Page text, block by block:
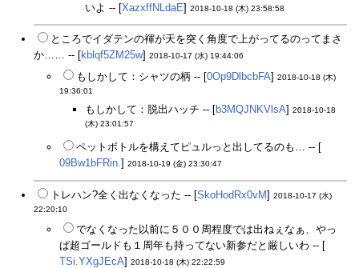
いよ -- [XazxffNLdaE] 2018-10-18 (木) 23:58:58
ところでイダテンの褌が天を突く角度で上がってるのってまさ
か…… -- [kblqf5ZM25w] 2018-10-17 (水) 19:44:06
もしかして：シャツの柄 -- [0Op9DlbcbFA] 2018-10-18 (木)
19:36:01
もしかして：脱出ハッチ -- [b3MQJNKVlsA] 2018-10-18
(木) 23:01:57
ペットボトルを構えてピュルっと出してるのも… -- [
09Bw1bFRin.] 2018-10-19 (金) 23:30:47
トレハン?全く出なくなった -- [SkoHodRx0vM] 2018-10-17 (水)
22:20:10
でなくなった以前に５００周程度では出ねぇなぁ、やっ
ぱ超ゴールドも１周年も持ってない新参だと厳しいわ -- [
TSi.YXgJEcA] 2018-10-18 (木) 22:22:59